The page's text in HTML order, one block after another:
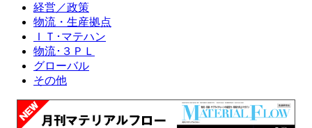
経営／政策
物流・生産拠点
ＩＴ･マテハン
物流･３ＰＬ
グローバル
その他